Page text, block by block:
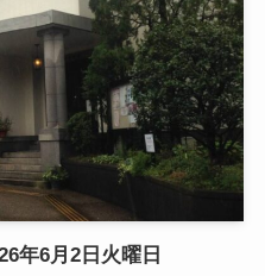
年6月2日火曜日